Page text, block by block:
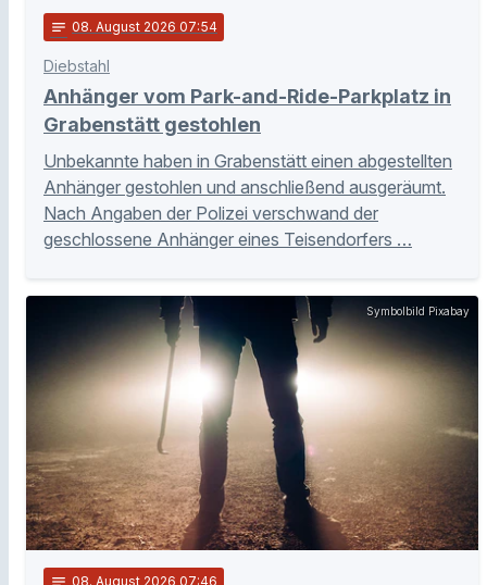
notes 08. August 2026 07:54
Diebstahl
Anhänger vom Park-and-Ride-Parkplatz in
Grabenstätt gestohlen
Unbekannte haben in Grabenstätt einen abgestellten
Anhänger gestohlen und anschließend ausgeräumt.
Nach Angaben der Polizei verschwand der
geschlossene Anhänger eines Teisendorfers …
Symbolbild Pixabay
08. August 2026 07:46